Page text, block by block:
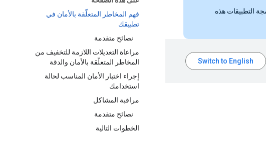
فهم المخاطر المتعلّقة بالأمان في
تطبيقك
نصائح متقدمة
مراعاة التعديلات اللازمة للتخفيف من
المخاطر المتعلّقة بالأمان والدقة
إجراء اختبار الأمان المناسب لحالة
استخدامك
مراقبة المشاكل
نصائح متقدمة
الخطوات التالية
التطبيقات هذه